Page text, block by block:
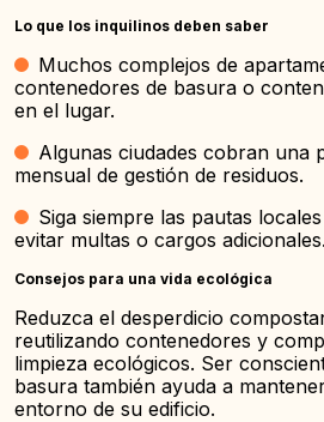
Lo que los inquilinos deben saber
Muchos complejos de
contenedores de basura o
en el lugar.
Algunas ciudades cobran una
mensual de gestión de residuos.
Siga siempre las pautas
evitar multas o cargos adicionales.
Consejos para una vida ecológica
Reduzca el desperdicio
reutilizando contenedores y
limpieza ecológicos. Ser
basura también ayuda a
entorno de su edificio.